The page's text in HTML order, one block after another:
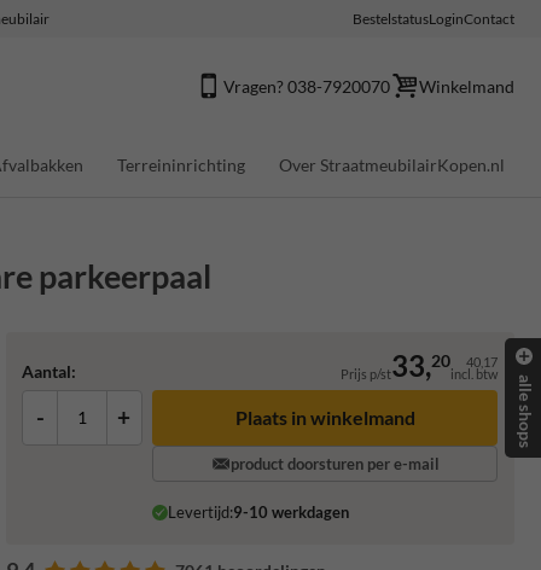
BestelstatusLoginContact
Vragen? 038-7920070 Winkelmand
Terreininrichting Over StraatmeubilairKopen.nl
parkeerpaal
Aantal: Prijs p/st33,20 40,17
incl. btw
- + Plaats in winkelmand
product doorsturen per e-mail
Levertijd:9-10 werkdagen
alle shops